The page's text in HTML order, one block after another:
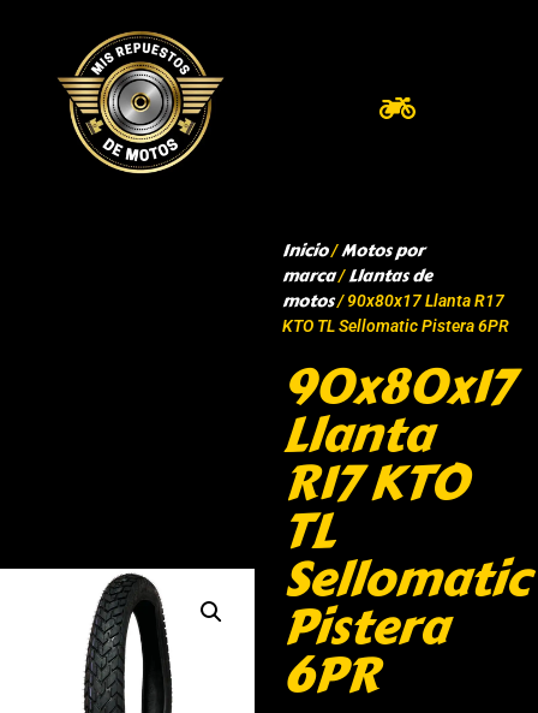
Inicio/Motos por
marca/Llantas de
motos/ 90x80x17 Llanta R17
KTO TL Sellomatic Pistera 6PR
90x80x17
Llanta
R17 KTO
TL
Sellomatic
Pistera
6PR